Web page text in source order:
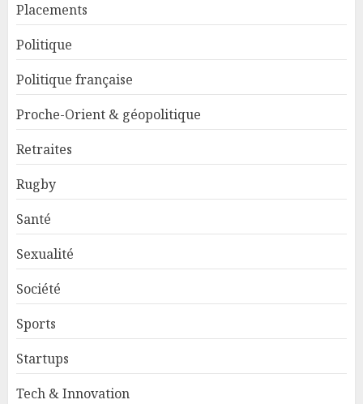
Placements
Politique
Politique française
Proche-Orient & géopolitique
Retraites
Rugby
Santé
Sexualité
Société
Sports
Startups
Tech & Innovation